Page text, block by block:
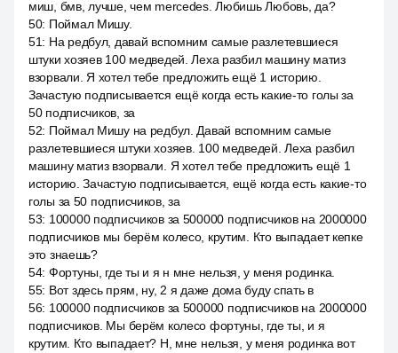
миш, бмв, лучше, чем mercedes. Любишь Любовь, да?
50: Поймал Мишу.
51: На редбул, давай вспомним самые разлетевшиеся
штуки хозяев 100 медведей. Леха разбил машину матиз
взорвали. Я хотел тебе предложить ещё 1 историю.
Зачастую подписывается ещё когда есть какие-то голы за
50 подписчиков, за
52: Поймал Мишу на редбул. Давай вспомним самые
разлетевшиеся штуки хозяев. 100 медведей. Леха разбил
машину матиз взорвали. Я хотел тебе предложить ещё 1
историю. Зачастую подписывается, ещё когда есть какие-то
голы за 50 подписчиков, за
53: 100000 подписчиков за 500000 подписчиков на 2000000
подписчиков мы берём колесо, крутим. Кто выпадает кепке
это знаешь?
54: Фортуны, где ты и я н мне нельзя, у меня родинка.
55: Вот здесь прям, ну, 2 я даже дома буду спать в
56: 100000 подписчиков за 500000 подписчиков на 2000000
подписчиков. Мы берём колесо фортуны, где ты, и я
крутим. Кто выпадает? Н, мне нельзя, у меня родинка вот